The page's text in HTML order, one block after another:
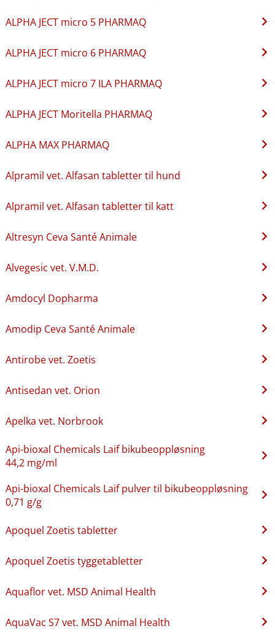
ALPHA JECT micro 5 PHARMAQ
ALPHA JECT micro 6 PHARMAQ
ALPHA JECT micro 7 ILA PHARMAQ
ALPHA JECT Moritella PHARMAQ
ALPHA MAX PHARMAQ
Alpramil vet. Alfasan tabletter til hund
Alpramil vet. Alfasan tabletter til katt
Altresyn Ceva Santé Animale
Alvegesic vet. V.M.D.
Amdocyl Dopharma
Amodip Ceva Santé Animale
Antirobe vet. Zoetis
Antisedan vet. Orion
Apelka vet. Norbrook
Api-bioxal Chemicals Laif bikubeoppløsning
44,2 mg/ml
Api-bioxal Chemicals Laif pulver til bikubeoppløsning
0,71 g/g
Apoquel Zoetis tabletter
Apoquel Zoetis tyggetabletter
Aquaflor vet. MSD Animal Health
AquaVac S7 vet. MSD Animal Health